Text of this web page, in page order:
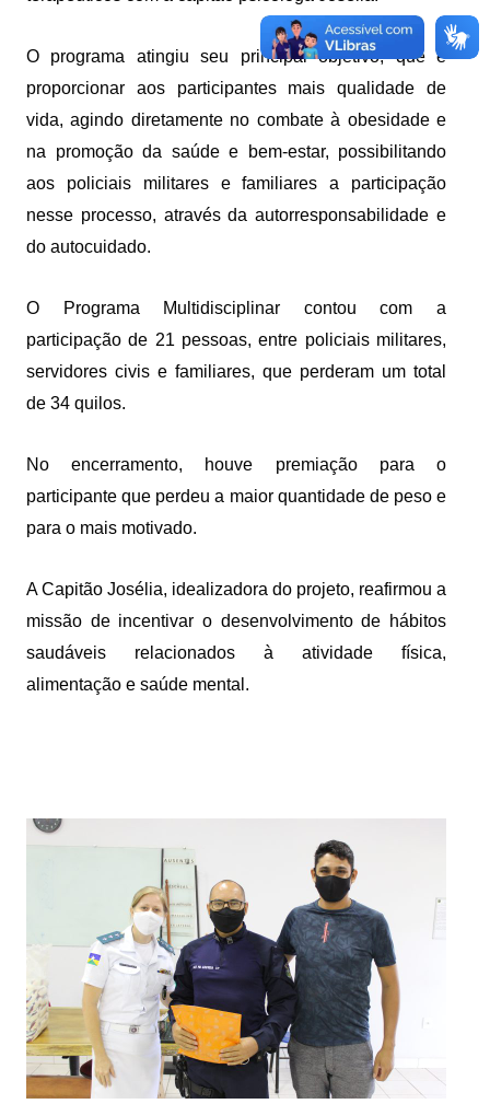
O programa atingiu seu principal objetivo, que é
proporcionar aos participantes mais qualidade de
vida, agindo diretamente no combate à obesidade e
na promoção da saúde e bem-estar, possibilitando
aos policiais militares e familiares a participação
nesse processo, através da autorresponsabilidade e
do autocuidado.
O Programa Multidisciplinar contou com a
participação de 21 pessoas, entre policiais militares,
servidores civis e familiares, que perderam um total
de 34 quilos.
No encerramento, houve premiação para o
participante que perdeu a maior quantidade de peso e
para o mais motivado.
A Capitão Josélia, idealizadora do projeto, reafirmou a
missão de incentivar o desenvolvimento de hábitos
saudáveis relacionados à atividade física,
alimentação e saúde mental.